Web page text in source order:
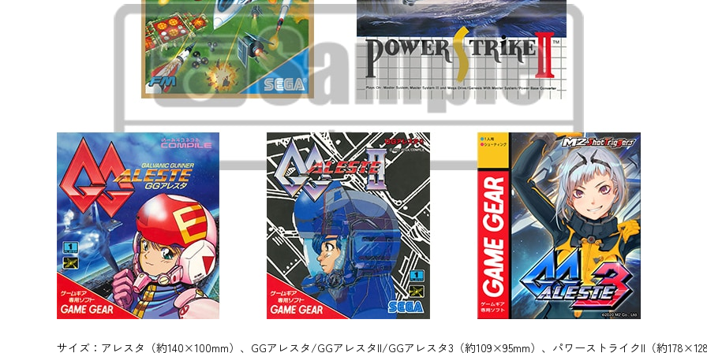
サイズ：アレスタ（約140×100mm）、GGアレスタ/GGアレスタII/GGアレスタ3（約109×95mm）、パワーストライクII（約